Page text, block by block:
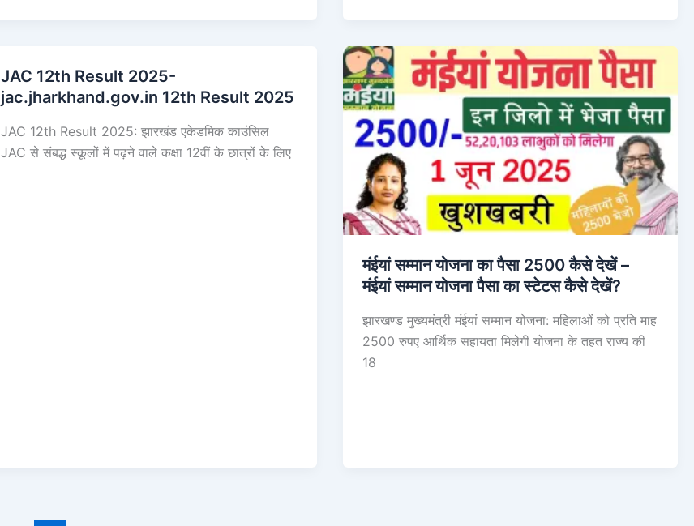
JAC 12th Result 2025-
jac.jharkhand.gov.in 12th Result 2025
JAC 12th Result 2025: झारखंड एकेडमिक काउंसिल
JAC से संबद्ध स्कूलों में पढ़ने वाले कक्षा 12वीं के छात्रों के लिए
मंईयां सम्मान योजना का पैसा 2500 कैसे देखें –
मंईयां सम्मान योजना पैसा का स्टेटस कैसे देखें?
झारखण्ड मुख्यमंत्री मंईयां सम्मान योजना: महिलाओं को प्रति माह
2500 रुपए आर्थिक सहायता मिलेगी योजना के तहत राज्य की
18